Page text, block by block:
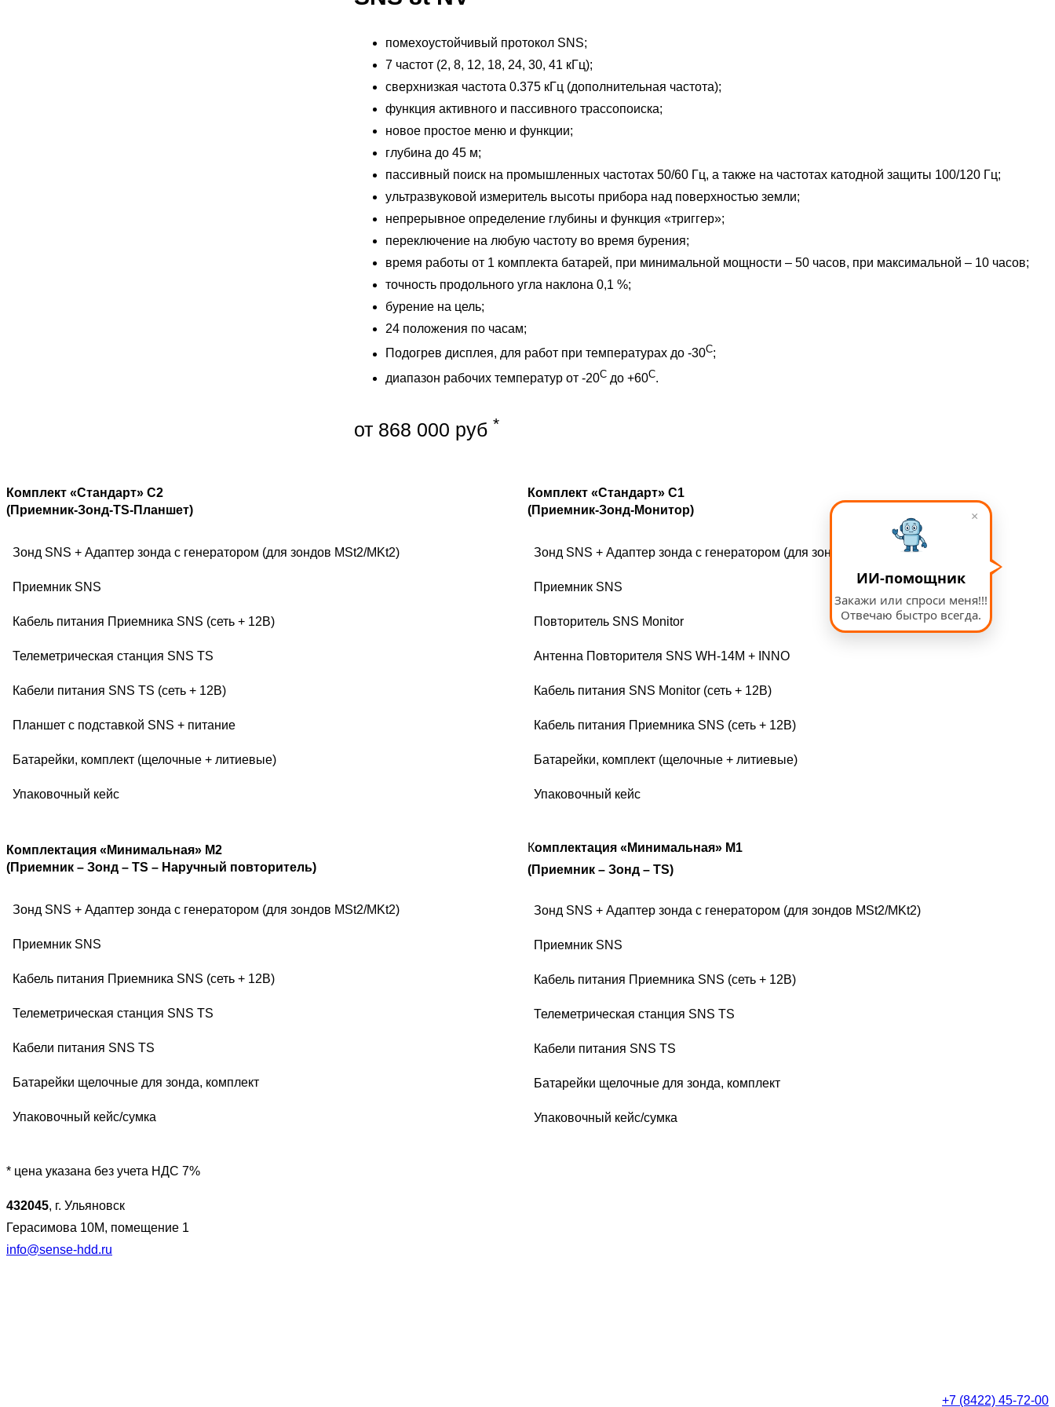
×
ИИ-помощник
Закажи или спроси меня!!!
Отвечаю быстро всегда.
помехоустойчивый протокол SNS;
7 частот (2, 8, 12, 18, 24, 30, 41 кГц);
сверхнизкая частота 0.375 кГц (дополнительная частота);
функция активного и пассивного трассопоиска;
новое простое меню и функции;
глубина до 45 м;
пассивный поиск на промышленных частотах 50/60 Гц, а также на частотах катодной защиты 100/120 Гц;
ультразвуковой измеритель высоты прибора над поверхностью земли;
непрерывное определение глубины и функция «триггер»;
переключение на любую частоту во время бурения;
время работы от 1 комплекта батарей, при минимальной мощности – 50 часов, при максимальной – 10 часов;
точность продольного угла наклона 0,1 %;
бурение на цель;
24 положения по часам;
Подогрев дисплея, для работ при температурах до -30C;
диапазон рабочих температур от -20Cдо +60C.
от 868 000 руб *
Комплект «Стандарт» С2
(Приемник-Зонд-TS-Планшет)
Зонд SNS + Адаптер зонда с генератором (для зондов MSt2/MKt2)
Приемник SNS
Кабель питания Приемника SNS (сеть + 12В)
Телеметрическая станция SNS TS
Кабели питания SNS TS (сеть + 12В)
Планшет с подставкой SNS + питание
Батарейки, комплект (щелочные + литиевые)
Упаковочный кейс
Комплект «Стандарт» С1
(Приемник-Зонд-Монитор)
Зонд SNS + Адаптер зонда с генератором (для зондов MSt2/MKt2)
Приемник SNS
Повторитель SNS Monitor
Антенна Повторителя SNS WH-14М + INNO
Кабель питания SNS Monitor (сеть + 12В)
Кабель питания Приемника SNS (сеть + 12В)
Батарейки, комплект (щелочные + литиевые)
Упаковочный кейс
Комплектация «Минимальная» М2
(Приемник – Зонд – TS – Наручный повторитель)
Зонд SNS + Адаптер зонда с генератором (для зондов MSt2/MKt2)
Приемник SNS
Кабель питания Приемника SNS (сеть + 12В)
Телеметрическая станция SNS TS
Кабели питания SNS TS
Батарейки щелочные для зонда, комплект
Упаковочный кейс/сумка
Комплектация «Минимальная» М1
(Приемник – Зонд – TS)
Зонд SNS + Адаптер зонда с генератором (для зондов MSt2/MKt2)
Приемник SNS
Кабель питания Приемника SNS (сеть + 12В)
Телеметрическая станция SNS TS
Кабели питания SNS TS
Батарейки щелочные для зонда, комплект
Упаковочный кейс/сумка
* цена указана без учета НДС 7%
432045, г. Ульяновск
Герасимова 10М, помещение 1
info@sense-hdd.ru
+7 (8422) 45-72-00